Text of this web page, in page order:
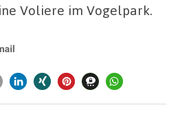
Voliere im Vogelpark.